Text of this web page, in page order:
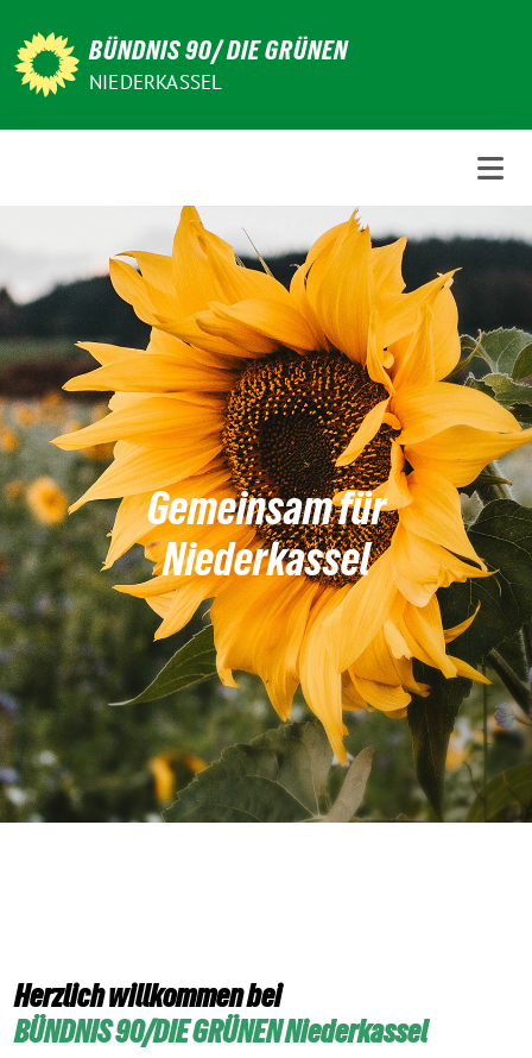
zum
Inhalt
BÜNDNIS 90/ DIE GRÜNEN
NIEDERKASSEL
Gemeinsam für
Niederkassel
Herzlich willkommen bei
BÜNDNIS 90/DIE GRÜNEN Niederkassel